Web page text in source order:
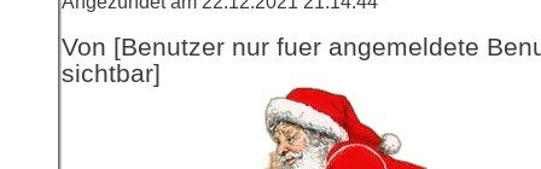
Von [Benutzer nur fuer angemeldete
sichtbar]